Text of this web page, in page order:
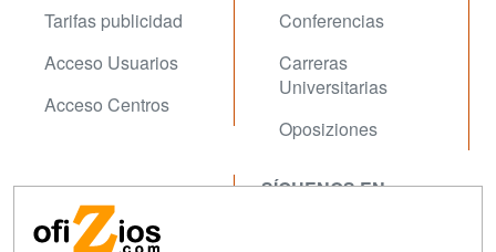
Tarifas publicidad
Acceso Usuarios
Acceso Centros
Conferencias
Carreras
Universitarias
Oposiziones
Contactar
Confidencialidad
SÍGUENOS EN: